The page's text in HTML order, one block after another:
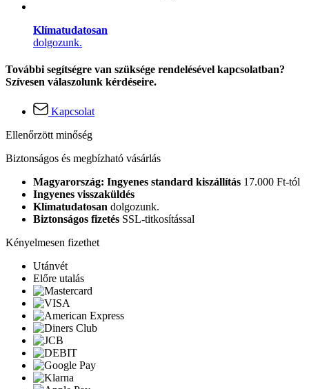
Klímatudatosan
dolgozunk.
További segítségre van szüksége rendelésével kapcsolatban?
Szívesen válaszolunk kérdéseire.
Kapcsolat
Ellenőrzött minőség
Biztonságos és megbízható vásárlás
Magyarország: Ingyenes standard kiszállítás 17.000 Ft-tól
Ingyenes visszaküldés
Klímatudatosan dolgozunk.
Biztonságos fizetés SSL-titkosítással
Kényelmesen fizethet
Utánvét
Előre utalás